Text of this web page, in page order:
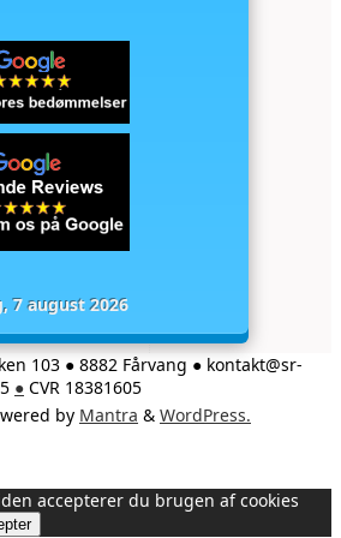
7 august 2026
103 ● 8882 Fårvang ● kontakt@sr-
● CVR 18381605
by Mantra & WordPress.
accepterer du brugen af cookies